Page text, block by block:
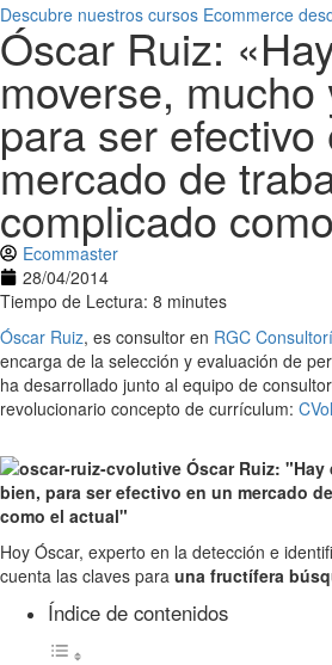
Descubre nuestros cursos Ecommerce
Óscar Ruiz:
moverse, mucho
para ser efectivo
mercado de
complicado
Ecommaster
28/04/2014
Tiempo de Lectura: 8 minutes
Óscar Ruiz, es consultor en RGC
encarga de la selección y evaluación de
ha desarrollado junto al equipo de
revolucionario concepto de currículum:
Hoy Óscar, experto en la detección e
cuenta las claves para una fructífera
Índice de contenidos